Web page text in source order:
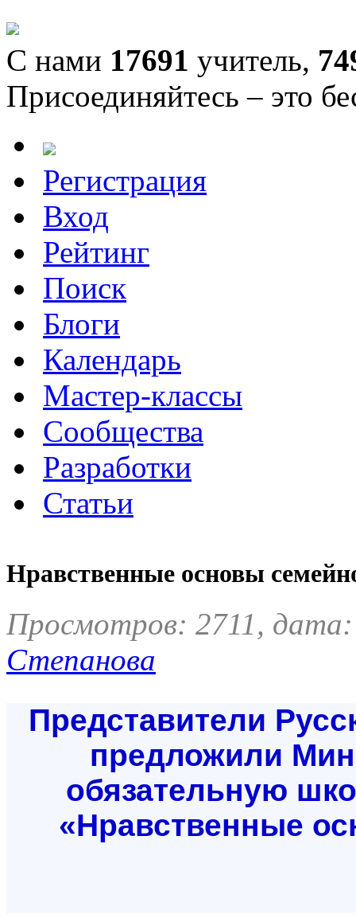
С нами 17691 учитель,
Присоединяйтесь – это
Регистрация
Вход
Рейтинг
Поиск
Блоги
Календарь
Мастер-классы
Сообщества
Разработки
Статьи
Нравственные основы
Просмотров: 2711,
Степанова
Представители
предложили
обязательную
«Нравственные